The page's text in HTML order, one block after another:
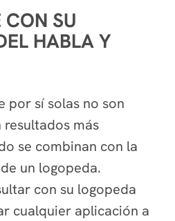
CON SU
HABLA Y
por sí solas no son
resultados más
se combinan con la
un logopeda.
con su logopeda
cualquier aplicación a